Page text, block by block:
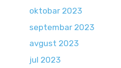
oktobar 2023
septembar 2023
avgust 2023
jul 2023